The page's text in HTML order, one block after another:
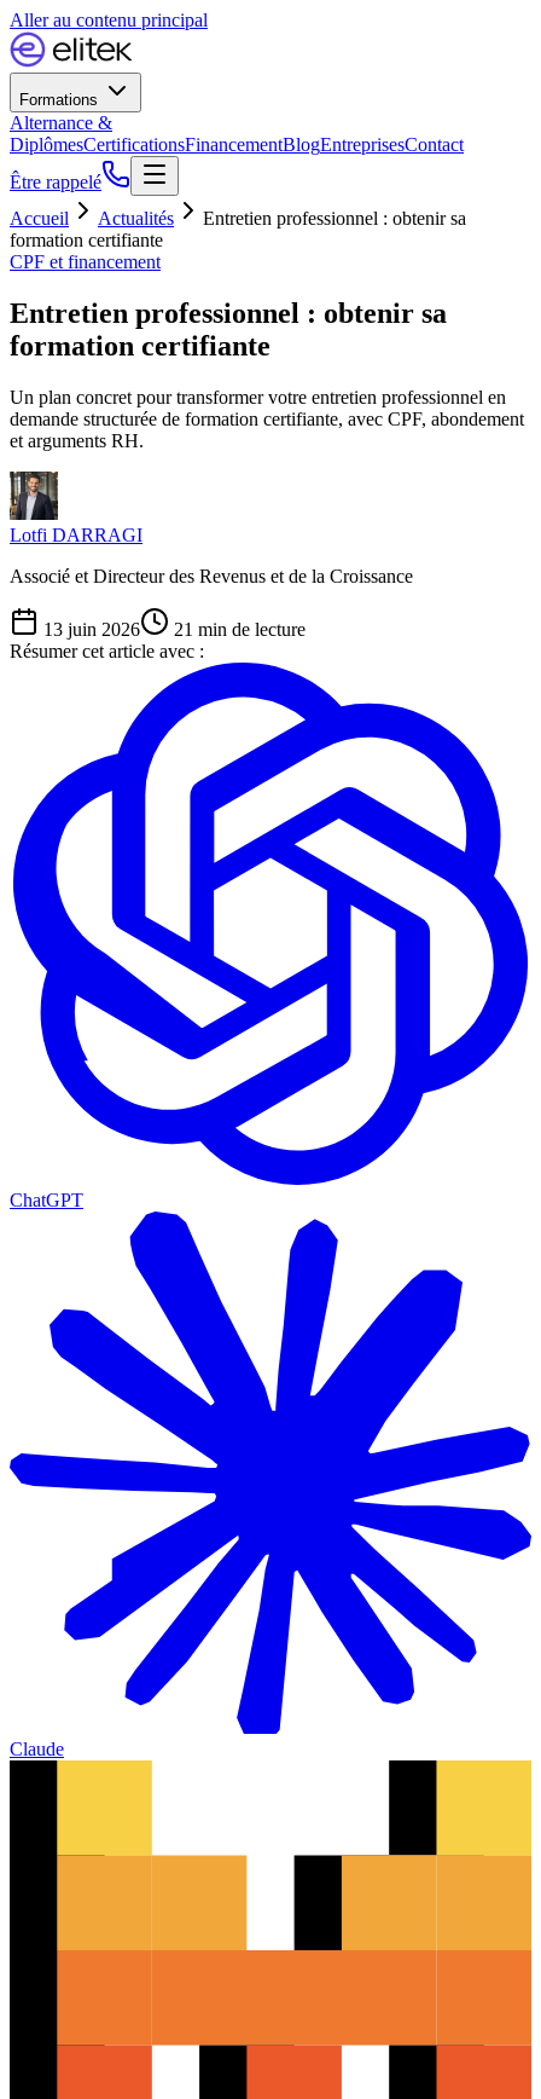
Aller au contenu principal
Formations
Alternance &
DiplômesCertificationsFinancementBlogEntreprisesContact
Être rappelé
Accueil
Actualités
Entretien professionnel : obtenir sa
formation certifiante
CPF et financement
Entretien professionnel : obtenir sa
formation certifiante
Un plan concret pour transformer votre entretien professionnel en
demande structurée de formation certifiante, avec CPF, abondement
et arguments RH.
Lotfi DARRAGI
Associé et Directeur des Revenus et de la Croissance
13 juin 2026 21 min de lecture
Résumer cet article avec :
ChatGPT
Claude